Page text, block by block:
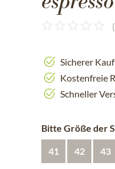
(
Sicherer
Kostenfreie
Schneller
Bitte Größe der
41 42 43